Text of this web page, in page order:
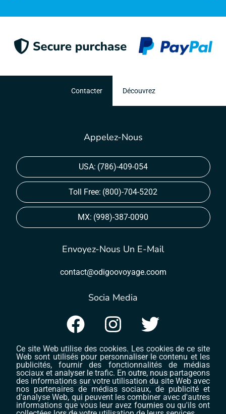
Contacter Découvrez
Appelez-Nous
USA: (786)-409-054
Toll Free: (800)-704-5202
MX: (998)-387-0090
Envoyez-Nous Un E-Mail
contact@odigoovoyage.coom
Socia Media
Sitemap Nous Sommes
Information
Juridiques
Protection Des
Données
Conditions
D'utilisation
Cookies
Ce site Web utilise des cookies. Les cookies de ce site
Web sont utilisés pour personnaliser le contenu et les
publicités, fournir des fonctionnalités de médias
sociaux et analyser le trafic. En outre, nous partageons
des informations sur votre utilisation du site Web avec
nos partenaires de médias sociaux, de publicité et
d'analyse Web, qui peuvent les combiner avec d'autres
informations que vous leur avez fournies ou qu'ils ont